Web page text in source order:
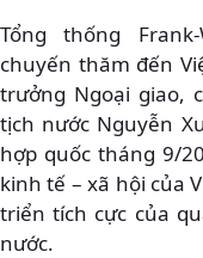
Tổng thống
chuyến thăm đến
trưởng Ngoại giao,
tịch nước Nguyễn
hợp quốc tháng 9/
kinh tế – xã hội của
triển tích cực của
nước.